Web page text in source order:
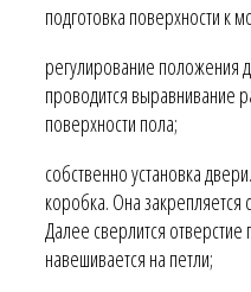
подготовка поверхности к
регулирование
проводится выравнивание
поверхности пола;
собственно установка
коробка. Она
Далее сверлится
навешивается на петли;